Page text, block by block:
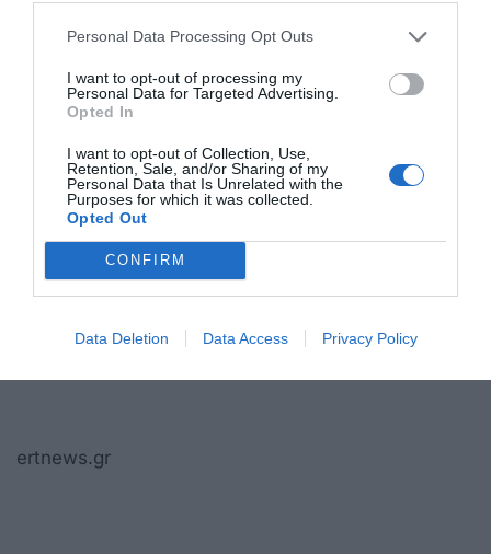
Personal Data Processing Opt Outs
I want to opt-out of processing my
Personal Data for Targeted Advertising.
Opted In
I want to opt-out of Collection, Use,
Retention, Sale, and/or Sharing of my
Personal Data that Is Unrelated with the
Purposes for which it was collected.
Opted Out
CONFIRM
Data Deletion Data Access Privacy Policy
σημείωσε ότι «η αναμόρφωση του ΤΕΠ είναι
παροχής υπηρεσιών». «Με τη νέα Ογκολογική
Μονάδα, το “Αττικόν” γίνεται κέντρο ολιστικής
φροντίδας ασθενών με καρκίνο — ένας τόπος
όπου η επιστήμη συναντά την ελπίδα», τόνισε,
ευχαριστώντας τον
δωρεά.
Παράλληλα, αναφέρθηκε σεπροσλήψεις
γιατρών και νοσηλευτών
και σε
νέες
ertnews.gr